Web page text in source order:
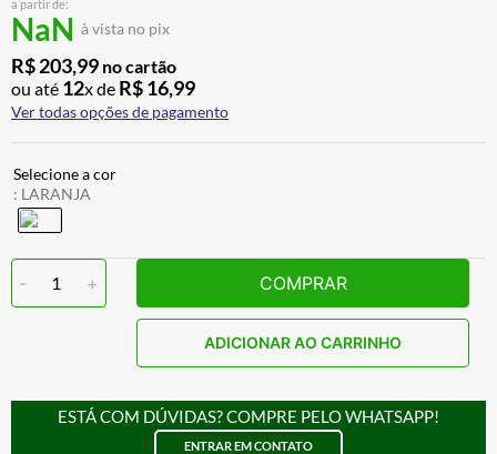
a partir de:
NaN à vista no pix
R$203,99 no cartão
ou até 12x de R$16,99
Ver todas opções de pagamento
: LARANJA
- 1 + COMPRAR
ADICIONAR AO CARRINHO
ESTÁ COM DÚVIDAS? COMPRE PELO WHATSAPP!
ENTRAR EM CONTATO
º
8º AIROH
9º CALÇA